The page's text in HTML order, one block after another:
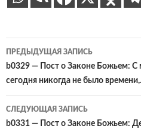
Навигация
по
записям
ПРЕДЫДУЩАЯ ЗАПИСЬ
b0329 — Пост о Законе Божьем: С
сегодня никогда не было
СЛЕДУЮЩАЯ ЗАПИСЬ
b0331 — Пост о Законе Божьем: